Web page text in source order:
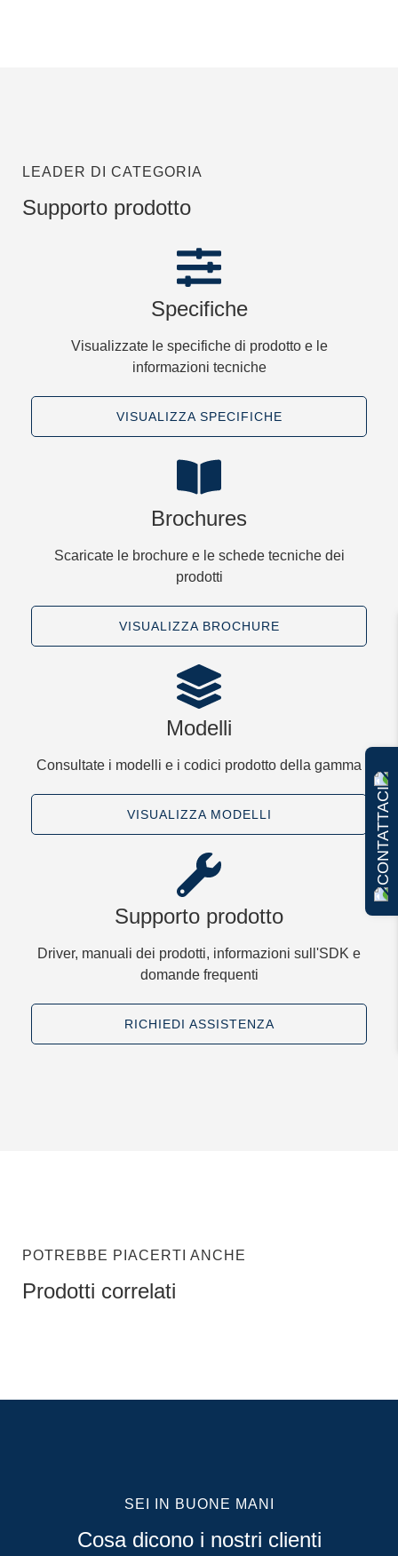
CONTATTACI
LEADER DI CATEGORIA
Supporto prodotto
Specifiche
Visualizzate le specifiche di prodotto e le
informazioni tecniche
VISUALIZZA SPECIFICHE
Brochures
Scaricate le brochure e le schede tecniche dei
prodotti
VISUALIZZA BROCHURE
Modelli
Consultate i modelli e i codici prodotto della gamma
VISUALIZZA MODELLI
Supporto prodotto
Driver, manuali dei prodotti, informazioni sull'SDK e
domande frequenti
RICHIEDI ASSISTENZA
POTREBBE PIACERTI ANCHE
Prodotti correlati
SEI IN BUONE MANI
Cosa dicono i nostri clienti